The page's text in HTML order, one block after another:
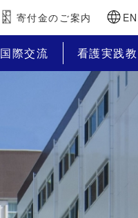
寄付金のご案内
国際交流 看護実践